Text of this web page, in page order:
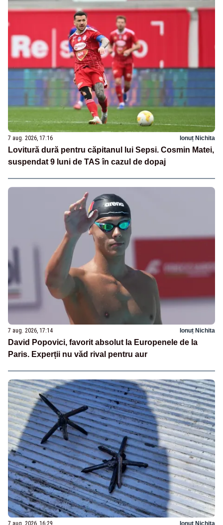
7 aug. 2026, 17:16 Ionuț Nichita
Lovitură dură pentru căpitanul lui Sepsi. Cosmin Matei,
suspendat 9 luni de TAS în cazul de dopaj
7 aug. 2026, 17:14 Ionuț Nichita
David Popovici, favorit absolut la Europenele de la
Paris. Experții nu văd rival pentru aur
7 aug. 2026, 16:29 Ionuț Nichita